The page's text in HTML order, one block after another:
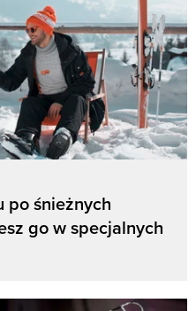
po śnieżnych
go w specjalnych